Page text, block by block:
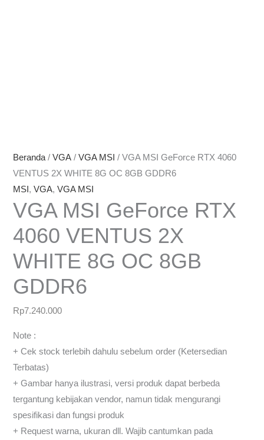
Beranda /VGA /VGA MSI / VGA MSI GeForce RTX 4060
VENTUS 2X WHITE 8G OC 8GB GDDR6
MSI ,VGA,VGA MSI
VGA MSI GeForce RTX
4060 VENTUS 2X
WHITE 8G OC 8GB
GDDR6
Rp7.240.000
Note :
+ Cek stock terlebih dahulu sebelum order (Ketersedian
Terbatas)
+ Gambar hanya ilustrasi, versi produk dapat berbeda
tergantung kebijakan vendor, namun tidak mengurangi
spesifikasi dan fungsi produk
+ Request warna, ukuran dll. Wajib cantumkan pada